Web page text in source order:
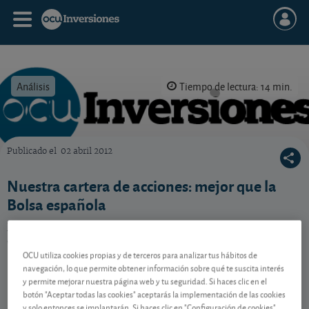
Análisis Tiempo de lectura: 14 min.
Publicado el 02 abril 2012
Nuestra cartera de acciones: mejor que la
Bolsa española
Retrocede un 0,6%, frente al 5,7% que cayó la Bolsa
Contenido reservado a SOCIOS
OCU utiliza cookies propias y de terceros para analizar tus hábitos de
navegación, lo que permite obtener información sobre qué te suscita interés
y permite mejorar nuestra página web y tu seguridad. Si haces clic en el
botón "Aceptar todas las cookies" aceptarás la implementación de las cookies